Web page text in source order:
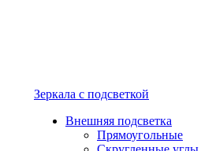
Зеркала с подсветкой
Внешняя подсветка
Прямоугольные